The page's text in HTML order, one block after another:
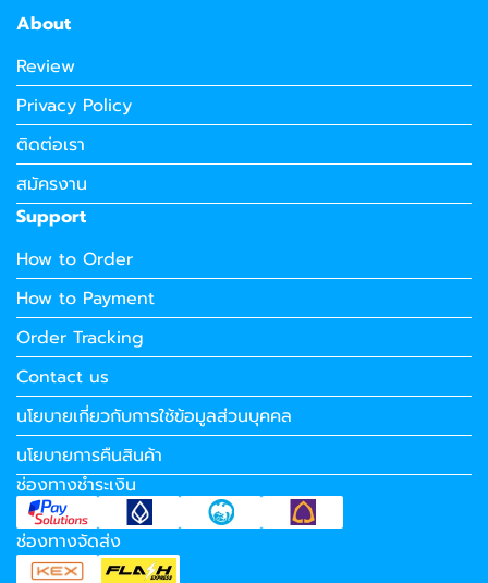
About
Review
Privacy Policy
ติดต่อเรา
สมัครงาน
Support
How to Order
How to Payment
Order Tracking
Contact us
นโยบายเกี่ยวกับการใช้ข้อมูลส่วนบุคคล
นโยบายการคืนสินค้า
ช่องทางชำระเงิน
ช่องทางจัดส่ง